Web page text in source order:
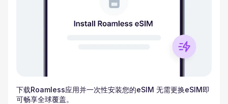
下载Roamless应用并一次性安装您的eSIM 无需更换eSIM即
可畅享全球覆盖。